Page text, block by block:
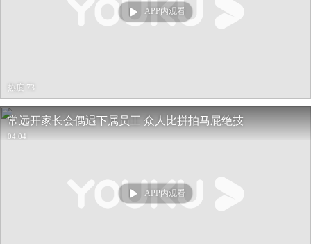
APP内观看
热度 73
常远开家长会偶遇下属员工 众人比拼拍马屁绝技
04:04
APP内观看